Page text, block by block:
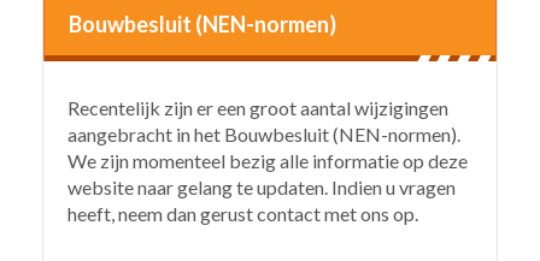
Bouwbesluit (NEN-normen)
Recentelijk zijn er een groot aantal wijzigingen
aangebracht in het Bouwbesluit (NEN-normen).
We zijn momenteel bezig alle informatie op deze
website naar gelang te updaten. Indien u vragen
heeft, neem dan gerust contact met ons op.